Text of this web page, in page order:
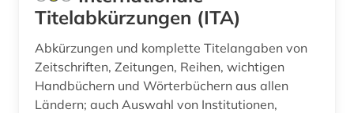
grab (4)
grammatik (1)
griechisch (2)
Titelabkürzungen (ITA)
Abkürzungen und komplette Titelangaben von
Zeitschriften, Zeitungen, Reihen, wichtigen
Handbüchern und Wörterbüchern aus allen
Ländern; auch Auswahl von Institutionen,